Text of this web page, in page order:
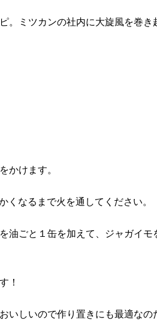
。ミツカンの社内に大旋風を巻き
かけます。
なるまで火を通してください。
油ごと１缶を加えて、ジャガイモ
！
いしいので作り置きにも最適なの